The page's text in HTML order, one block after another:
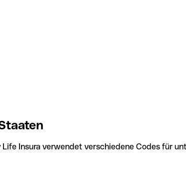
Insura verwendet verschiedene Codes für